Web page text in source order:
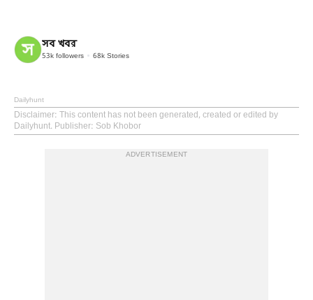
সব খবর
53k followers 68k Stories
Dailyhunt
Disclaimer: This content has not been generated, created or edited by
Dailyhunt. Publisher: Sob Khobor
ADVERTISEMENT